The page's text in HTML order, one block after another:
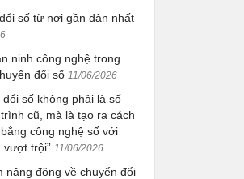
số từ nơi gần dân nhất
ninh công nghệ trong
đổi số 11/06/2026
đổi số không phải là số
cũ, mà là tạo ra cách
công nghệ số với
vượt trội” 11/06/2026
năng động về chuyển đổi